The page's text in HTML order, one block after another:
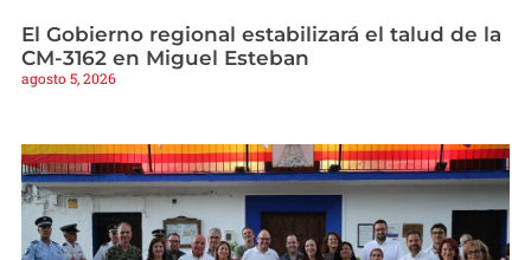
El Gobierno regional estabilizará el talud de la
CM-3162 en Miguel Esteban
agosto 5, 2026